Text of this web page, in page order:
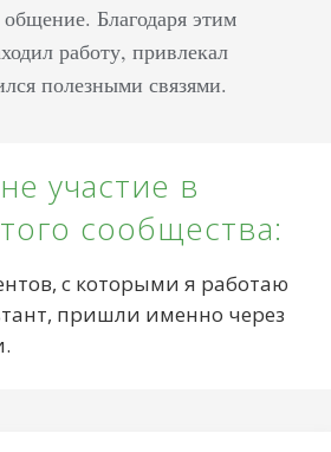
Благодаря этим
работу, привлекал
полезными связями.
участие в
сообщества:
с которыми я работаю
пришли именно через